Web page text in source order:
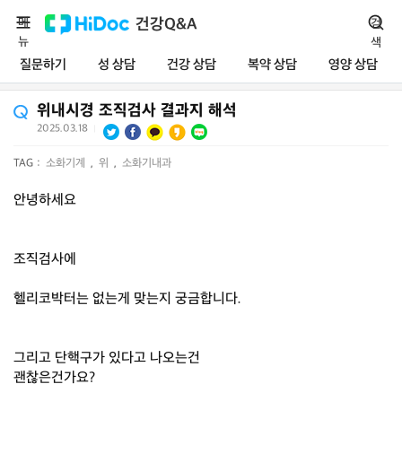
건강Q&A
질문하기 성 상담 건강 상담 복약 상담 영양 상담
메
뉴
검
색
위내시경 조직검사 결과지 해석
2025.03.18
TAG : 소화기계 , 위 , 소화기내과
안녕하세요
조직검사에
헬리코박터는 없는게 맞는지 궁금합니다.
그리고 단핵구가 있다고 나오는건
괜찮은건가요?